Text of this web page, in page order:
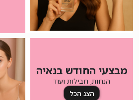
מבצעי החודש בנאיה
הנחות, חבילות ועוד
הצג הכל